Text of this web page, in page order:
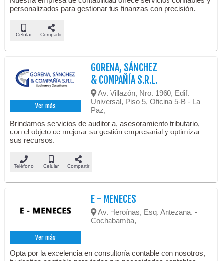
personalizados para gestionar tus finanzas con precisión.
Celular Compartir
Ver más
GORENA, SÁNCHEZ
& COMPAÑÍA S.R.L.
Av. Villazón, Nro. 1960, Edif.
Universal, Piso 5, Oficina 5-B - La
Paz,
Brindamos servicios de auditoría, asesoramiento tributario,
con el objeto de mejorar su gestión empresarial y optimizar
sus recursos.
Teléfono Celular Compartir
Ver más
E - MENECES
Av. Heroínas, Esq. Antezana. -
Cochabamba,
Opta por la excelencia en consultoría contable con nosotros,